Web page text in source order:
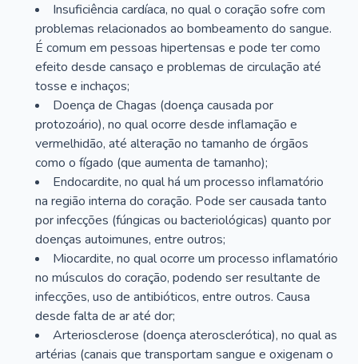
Insuficiência cardíaca, no qual o coração sofre com
problemas relacionados ao bombeamento do sangue.
É comum em pessoas hipertensas e pode ter como
efeito desde cansaço e problemas de circulação até
tosse e inchaços;
Doença de Chagas (doença causada por
protozoário), no qual ocorre desde inflamação e
vermelhidão, até alteração no tamanho de órgãos
como o fígado (que aumenta de tamanho);
Endocardite, no qual há um processo inflamatório
na região interna do coração. Pode ser causada tanto
por infecções (fúngicas ou bacteriológicas) quanto por
doenças autoimunes, entre outros;
Miocardite, no qual ocorre um processo inflamatório
no músculos do coração, podendo ser resultante de
infecções, uso de antibióticos, entre outros. Causa
desde falta de ar até dor;
Arteriosclerose (doença aterosclerótica), no qual as
artérias (canais que transportam sangue e oxigenam o